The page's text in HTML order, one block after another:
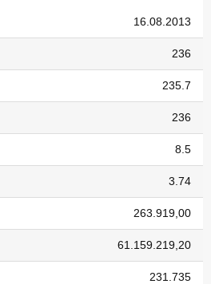
16.08.2013
236
235.7
236
8.5
3.74
263.919,00
61.159.219,20
231.735